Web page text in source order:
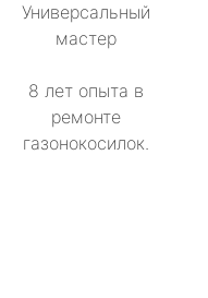
Универсальный
мастер
8 лет опыта в
ремонте
газонокосилок.